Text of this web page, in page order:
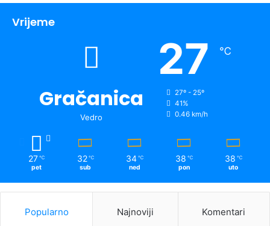
Vrijeme
Gračanica
Vedro
27 ℃
27º - 25º
41%
0.46 km/h
27 ℃
pet
32 ℃
sub
34 ℃
ned
38 ℃
pon
38 ℃
uto
Popularno Najnoviji Komentari